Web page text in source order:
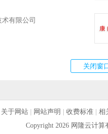
有限公司
关于网站| 网站声明 收费标准| 相
Copyright 2026 网隆云计